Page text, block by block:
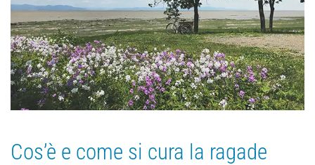
Cos’è e come si cura la ragade